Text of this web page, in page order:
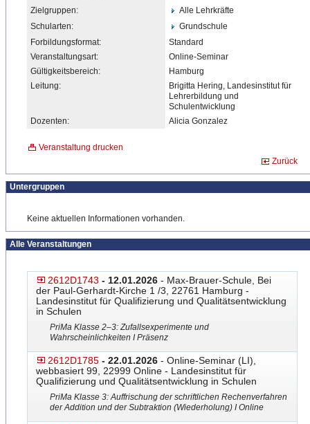
Zielgruppen:
Alle Lehrkräfte
Schularten:
Grundschule
Forbildungsformat:
Standard
Veranstaltungsart:
Online-Seminar
Gültigkeitsbereich:
Hamburg
Leitung:
Brigitta Hering, Landesinstitut für
Lehrerbildung und
Schulentwicklung
Dozenten:
Alicia Gonzalez
Veranstaltung drucken
Zurück
Untergruppen
Keine aktuellen Informationen vorhanden.
Alle Veranstaltungen
2612D1743 - 12.01.2026 - Max-Brauer-Schule, Bei
der Paul-Gerhardt-Kirche 1 /3, 22761 Hamburg -
Landesinstitut für Qualifizierung und Qualitätsentwicklung
in Schulen
PriMa Klasse 2–3: Zufallsexperimente und
Wahrscheinlichkeiten I Präsenz
2612D1785 - 22.01.2026 - Online-Seminar (LI),
webbasiert 99, 22999 Online - Landesinstitut für
Qualifizierung und Qualitätsentwicklung in Schulen
PriMa Klasse 3: Auffrischung der schriftlichen Rechenverfahren
der Addition und der Subtraktion (Wiederholung) I Online